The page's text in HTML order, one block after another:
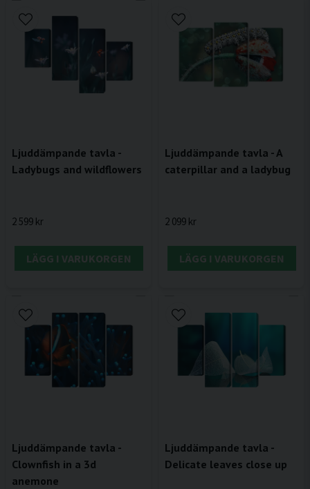
Ljuddämpande tavla -
Ladybugs and wildflowers
2 599 kr
LÄGG I VARUKORGEN
Ljuddämpande tavla - A
caterpillar and a ladybug
2 099 kr
LÄGG I VARUKORGEN
Ljuddämpande tavla -
Clownfish in a 3d
anemone
Ljuddämpande tavla -
Delicate leaves close up